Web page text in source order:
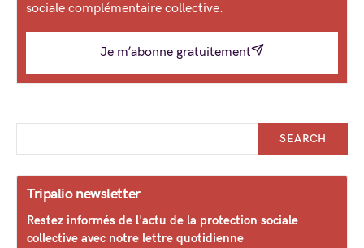
sociale complémentaire collective.
Je m’abonne gratuitement
SEARCH
Tripalio newsletter
Restez informés de l'actu de la protection sociale
collective avec notre lettre quotidienne